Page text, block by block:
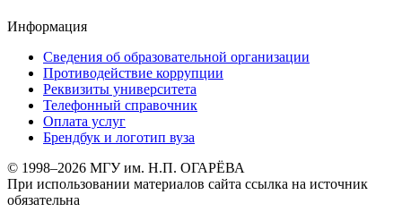
Информация
Сведения об образовательной организации
Противодействие коррупции
Реквизиты университета
Телефонный справочник
Оплата услуг
Брендбук и логотип вуза
© 1998–2026 МГУ им. Н.П. ОГАРЁВА
При использовании материалов сайта ссылка на источник
обязательна